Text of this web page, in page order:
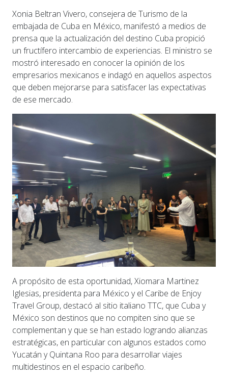
Xonia Beltran Vivero, consejera de Turismo de la
embajada de Cuba en México, manifestó a medios de
prensa que la actualización del destino Cuba propició
un fructífero intercambio de experiencias. El ministro se
mostró interesado en conocer la opinión de los
empresarios mexicanos e indagó en aquellos aspectos
que deben mejorarse para satisfacer las expectativas
de ese mercado.
A propósito de esta oportunidad, Xiomara Martinez
Iglesias, presidenta para México y el Caribe de Enjoy
Travel Group, destacó al sitio italiano TTC, que Cuba y
México son destinos que no compiten sino que se
complementan y que se han estado logrando alianzas
estratégicas, en particular con algunos estados como
Yucatán y Quintana Roo para desarrollar viajes
multidestinos en el espacio caribeño.